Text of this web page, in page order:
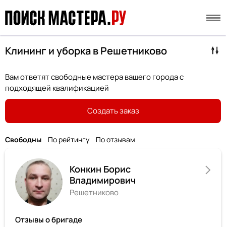
Клининг и уборка в Решетниково
Вам ответят свободные мастера вашего города с
подходящей квалификацией
Создать заказ
Свободны По рейтингу По отзывам
Конкин Борис
Владимирович
Решетниково
Отзывы о бригаде